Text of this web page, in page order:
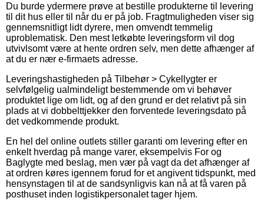
Du burde ydermere prøve at bestille produkterne til levering
til dit hus eller til når du er på job. Fragtmuligheden viser sig
gennemsnitligt lidt dyrere, men omvendt temmelig
uproblematisk. Den mest letkøbte leveringsform vil dog
utvivlsomt være at hente ordren selv, men dette afhænger af
at du er nær e-firmaets adresse.
Leveringshastigheden på Tilbehør > Cykellygter er
selvfølgelig ualmindeligt bestemmende om vi behøver
produktet lige om lidt, og af den grund er det relativt på sin
plads at vi dobbelttjekker den forventede leveringsdato på
det vedkommende produkt.
En hel del online outlets stiller garanti om levering efter en
enkelt hverdag på mange varer, eksempelvis For og
Baglygte med beslag, men vær på vagt da det afhænger af
at ordren køres igennem forud for et angivent tidspunkt, med
hensynstagen til at de sandsynligvis kan nå at få varen på
posthuset inden logistikpersonalet tager hjem.